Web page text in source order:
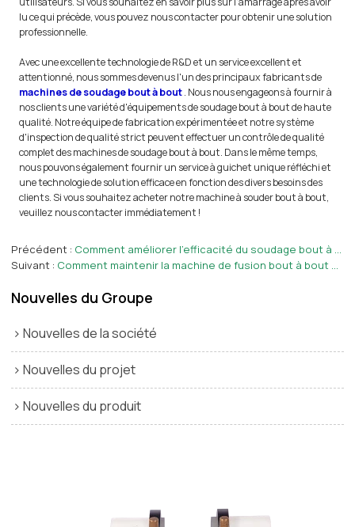
lu ce qui précède, vous pouvez nous contacter pour obtenir une solution
professionnelle.
Avec une excellente technologie de R&D et un service excellent et
attentionné, nous sommes devenus l'un des principaux fabricants de
machines de soudage bout à bout. Nous nous engageons à fournir à
nos clients une variété d'équipements de soudage bout à bout de haute
qualité. Notre équipe de fabrication expérimentée et notre système
d'inspection de qualité strict peuvent effectuer un contrôle de qualité
complet des machines de soudage bout à bout. Dans le même temps,
nous pouvons également fournir un service à guichet unique réfléchi et
une technologie de solution efficace en fonction des divers besoins des
clients. Si vous souhaitez acheter notre machine à souder bout à bout,
veuillez nous contacter immédiatement !
Précédent
Comment améliorer l'efficacité du soudage bout à bout de la machine de fusion bout à bout ?
Suivant
Comment maintenir la machine de fusion bout à bout dans les meilleures conditions de fonctionnement ?
Nouvelles du Groupe
Nouvelles de la société
Nouvelles du projet
Nouvelles du produit